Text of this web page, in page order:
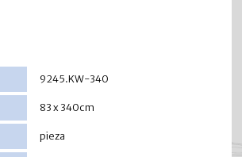
9245.KW-340
83 x 340cm
pieza